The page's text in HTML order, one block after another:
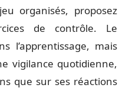
organisés, proposez
de contrôle. Le
l’apprentissage, mais
vigilance quotidienne,
que sur ses réactions